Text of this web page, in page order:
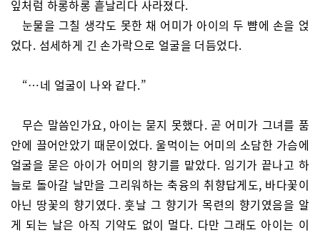
잎처럼 하롱하롱 흩날리다 사라졌다.
눈물을 그칠 생각도 못한 채 어미가 아이의 두 뺨에 손을 얹
었다. 섬세하게 긴 손가락으로 얼굴을 더듬었다.
“…네 얼굴이 나와 같다.”
무슨 말씀인가요, 아이는 묻지 못했다. 곧 어미가 그녀를 품
안에 끌어안았기 때문이었다. 울먹이는 어미의 소담한 가슴에
얼굴을 묻은 아이가 어미의 향기를 맡았다. 임기가 끝나고 하
늘로 돌아갈 날만을 그리워하는 축융의 취향답게도, 바다꽃이
아닌 땅꽃의 향기였다. 훗날 그 향기가 목련의 향기였음을 알
게 되는 날은 아직 기약도 없이 멀다. 다만 그래도 아이는 이